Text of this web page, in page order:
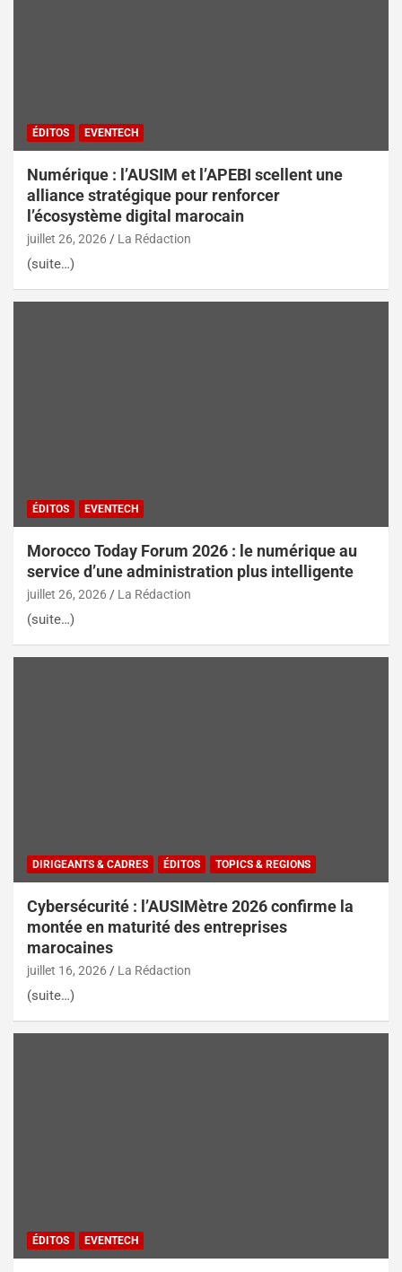
ÉDITOS EVENTECH
Numérique : l’AUSIM et l’APEBI scellent une
alliance stratégique pour renforcer
l’écosystème digital marocain
juillet 26, 2026 La Rédaction
(suite…)
ÉDITOS EVENTECH
Morocco Today Forum 2026 : le numérique au
service d’une administration plus intelligente
juillet 26, 2026 La Rédaction
(suite…)
DIRIGEANTS & CADRES ÉDITOS TOPICS & REGIONS
Cybersécurité : l’AUSIMètre 2026 confirme la
montée en maturité des entreprises
marocaines
juillet 16, 2026 La Rédaction
(suite…)
ÉDITOS EVENTECH